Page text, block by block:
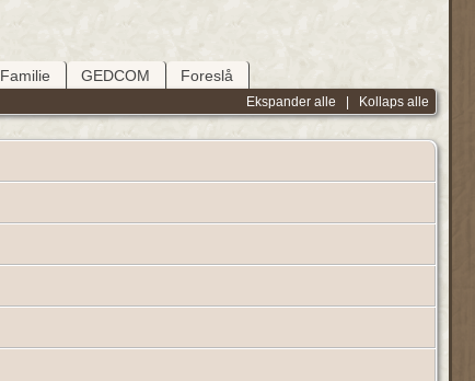
Familie GEDCOM Foreslå
Ekspander alle | Kollaps alle